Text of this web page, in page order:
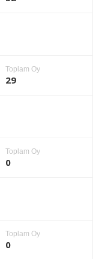
Toplam Oy
29
Toplam Oy
0
Toplam Oy
0